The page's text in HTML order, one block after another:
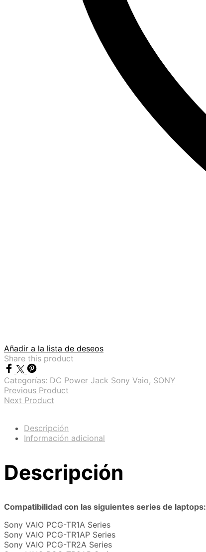
Añadir a la lista de deseos
Share this product
Categorías: DC Power Jack Sony Vaio, SONY
Previous Product
Next Product
Descripción
Información adicional
Descripción
Compatibilidad con las siguientes series de laptops:
Sony VAIO PCG-TR1A Series
Sony VAIO PCG-TR1AP Series
Sony VAIO PCG-TR2A Series